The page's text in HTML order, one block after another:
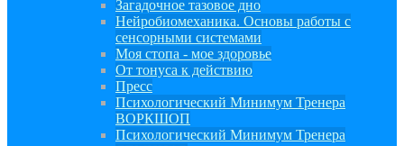
Загадочное тазовое дно
Нейробиомеханика. Основы работы с
сенсорными системами
Моя стопа - мое здоровье
От тонуса к действию
Пресс
Психологический Минимум Тренера
ВОРКШОП
Психологический Минимум Тренера